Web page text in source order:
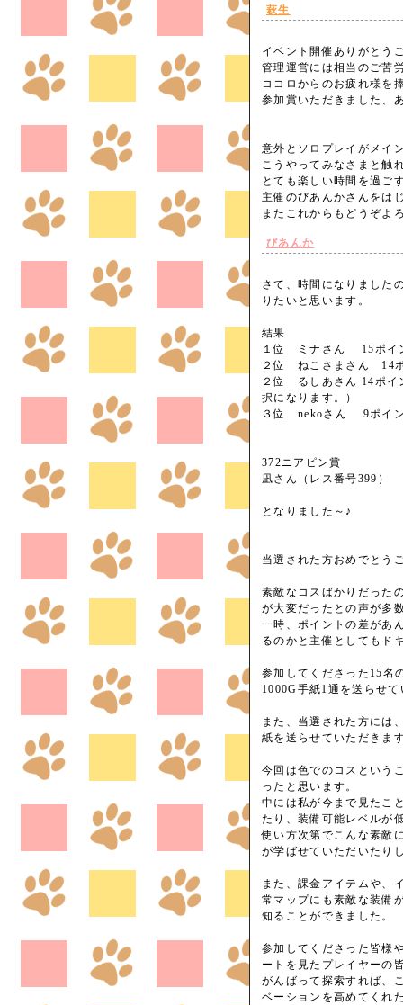
萩生
イベント開催ありがとう
管理運営には相当のご苦
ココロからのお疲れ様を
参加賞いただきました、
意外とソロプレイがメイ
こうやってみなさまと触
とても楽しい時間を過ご
主催のびあんかさんをは
またこれからもどうぞ
びあんか
さて、時間になりました
りたいと思います。
結果
１位 ミナさん 15ポイ
２位 ねこさまさん 14
２位 るしあさん 14ポイ
択になります。）
３位 nekoさん 9ポイ
372ニアピン賞
凪さん（レス番号399）
となりました～♪
当選された方おめでとう
素敵なコスばかりだった
が大変だったとの声が多
一時、ポイントの差があ
るのかと主催としてもド
参加してくださった15名
1000G手紙1通を送らせ
また、当選された方には
紙を送らせていただきま
今回は色でのコスという
ったと思います。
中には私が今まで見たこ
たり、装備可能レベルが
使い方次第でこんな素敵
が学ばせていただいたり
また、課金アイテムや、
常マップにも素敵な装備
知ることができました。
参加してくださった皆様
ートを見たプレイヤーの
がんばって探索すれば、
ベーションを高めてくれ